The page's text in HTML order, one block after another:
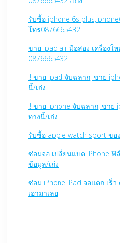
รับซื้อ iphone 6s
โทร0876665432
ขาย ipad air มือสอง เครื่องใ
0876665432
!! ขาย ipad จับฉลาก, ขาย
นี้/เก่ง
!! ขาย iphone จับฉลาก, ขาย
ทางนี้/เก่ง
รับซื้อ apple watch sport ขอ
ซ่อมจอ เปลี่ยนแบต iPhone ฟิ
ข้อมูล/เก่ง
ซ่อม iPhone iPad จอแตก เร็
เอามาเลย